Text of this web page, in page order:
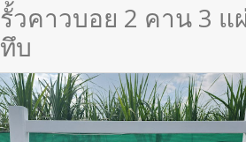
รั้วคาวบอย 2 คาน 3 แ
ทึบ